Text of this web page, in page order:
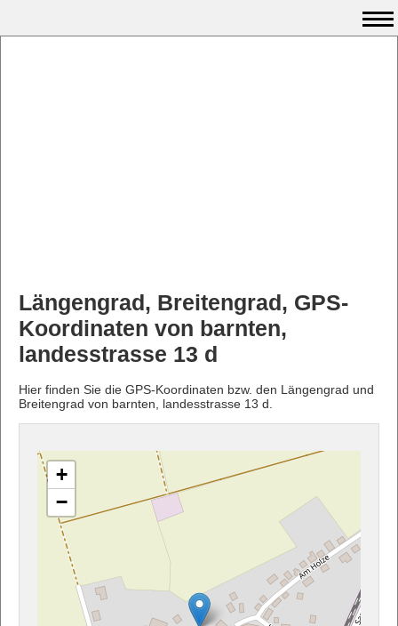
Längengrad, Breitengrad, GPS-
Koordinaten von barnten,
landesstrasse 13 d
Hier finden Sie die GPS-Koordinaten bzw. den Längengrad und
Breitengrad von barnten, landesstrasse 13 d.
+
−